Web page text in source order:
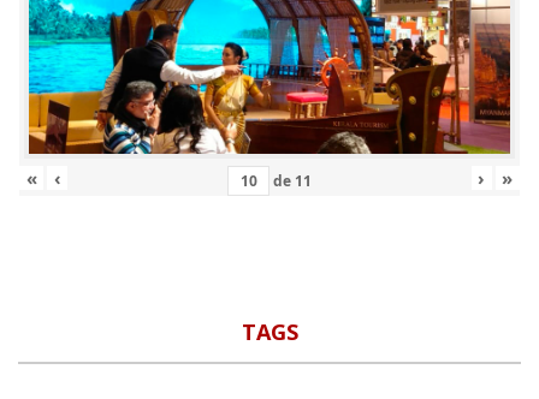
« ‹ de 11 › »
TAGS